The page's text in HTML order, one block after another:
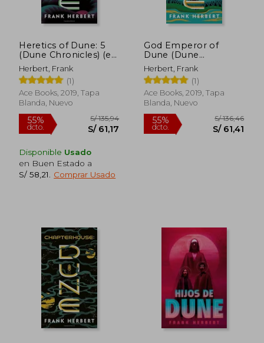
55%
dcto.
40%
dcto.
Heretics of Dune: 5
(Dune Chronicles) (en
Inglés)
Herbert, Frank
(1)
Ace Books, 2019, Tapa
Blanda, Nuevo
Disponible Usado
en Buen Estado a
S/ 58,21
Comprar Usado
God Emperor of
Dune (Dune
Chronicles) (en
Inglés)
Herbert, Frank
(1)
Ace Books, 2019, Tapa
Blanda, Nuevo